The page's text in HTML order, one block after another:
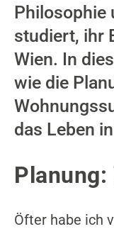
Philosophie
studiert, ihr
Wien. In
wie die
das Leben
Planung:
Öfter habe ich